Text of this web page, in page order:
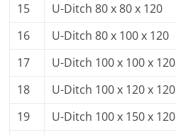
15
U-Ditch 80 x 80 x 120
16
U-Ditch 80 x 100 x 120
17
U-Ditch 100 x 100 x 120
18
U-Ditch 100 x 120 x 120
19
U-Ditch 100 x 150 x 120